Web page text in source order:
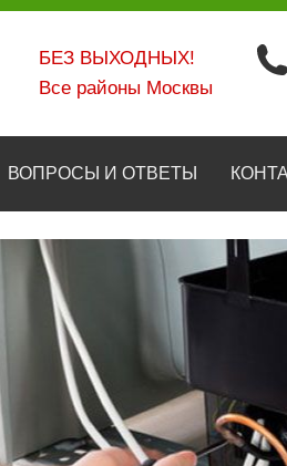
БЕЗ ВЫХОДНЫХ!
Все районы Москвы
ВОПРОСЫ И ОТВЕТЫ